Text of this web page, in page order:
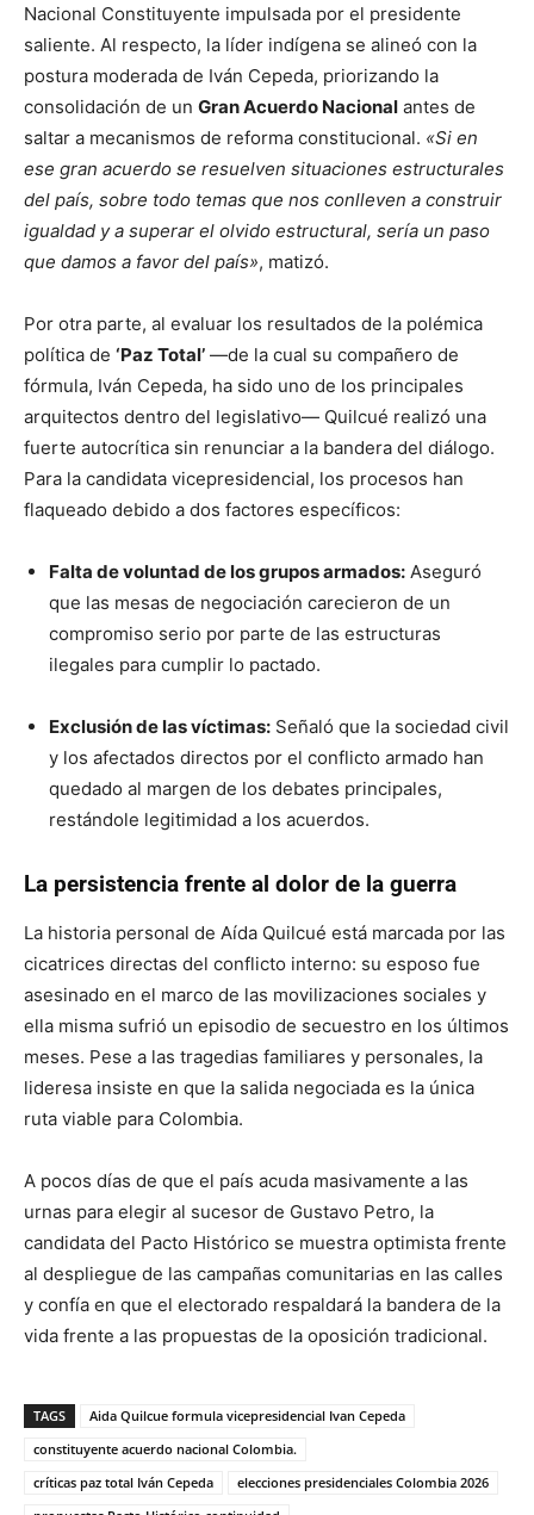
Nacional Constituyente impulsada por el presidente
saliente. Al respecto, la líder indígena se alineó con la
postura moderada de Iván Cepeda, priorizando la
consolidación de un Gran Acuerdo Nacional antes de
saltar a mecanismos de reforma constitucional. «Si en
ese gran acuerdo se resuelven situaciones estructurales
del país, sobre todo temas que nos conlleven a construir
igualdad y a superar el olvido estructural, sería un paso
que damos a favor del país», matizó.
Por otra parte, al evaluar los resultados de la polémica
política de ‘Paz Total’ —de la cual su compañero de
fórmula, Iván Cepeda, ha sido uno de los principales
arquitectos dentro del legislativo— Quilcué realizó una
fuerte autocrítica sin renunciar a la bandera del diálogo.
Para la candidata vicepresidencial, los procesos han
flaqueado debido a dos factores específicos:
Falta de voluntad de los grupos armados: Aseguró
que las mesas de negociación carecieron de un
compromiso serio por parte de las estructuras
ilegales para cumplir lo pactado.
Exclusión de las víctimas: Señaló que la sociedad civil
y los afectados directos por el conflicto armado han
quedado al margen de los debates principales,
restándole legitimidad a los acuerdos.
La persistencia frente al dolor de la guerra
La historia personal de Aída Quilcué está marcada por las
cicatrices directas del conflicto interno: su esposo fue
asesinado en el marco de las movilizaciones sociales y
ella misma sufrió un episodio de secuestro en los últimos
meses. Pese a las tragedias familiares y personales, la
lideresa insiste en que la salida negociada es la única
ruta viable para Colombia.
A pocos días de que el país acuda masivamente a las
urnas para elegir al sucesor de Gustavo Petro, la
candidata del Pacto Histórico se muestra optimista frente
al despliegue de las campañas comunitarias en las calles
y confía en que el electorado respaldará la bandera de la
vida frente a las propuestas de la oposición tradicional.
TAGS
Aida Quilcue formula vicepresidencial Ivan Cepeda
constituyente acuerdo nacional Colombia.
críticas paz total Iván Cepeda
elecciones presidenciales Colombia 2026